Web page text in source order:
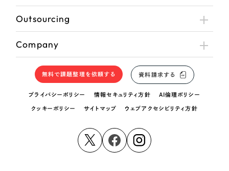
Outsourcing
Company
無料で課題整理を依頼する 資料請求する
プライバシーポリシー 情報セキュリティ方針 AI倫理ポリシー
クッキーポリシー サイトマップ ウェブアクセシビリティ方針